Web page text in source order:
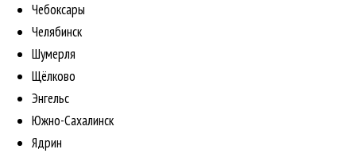
Чебоксары
Челябинск
Шумерля
Щёлково
Энгельс
Южно-Сахалинск
Ядрин